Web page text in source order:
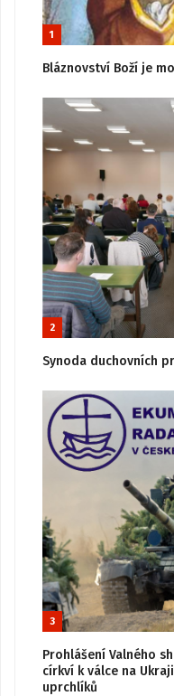
1
Bláznovství Boží je
2
Synoda duchovních
3
Prohlášení Valného
církví k válce na
uprchlíků